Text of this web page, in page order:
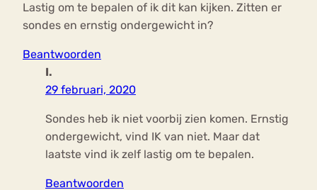
Lastig om te bepalen of ik dit kan kijken. Zitten er
sondes en ernstig ondergewicht in?
Beantwoorden
I.
29 februari, 2020
Sondes heb ik niet voorbij zien komen. Ernstig
ondergewicht, vind IK van niet. Maar dat
laatste vind ik zelf lastig om te bepalen.
Beantwoorden